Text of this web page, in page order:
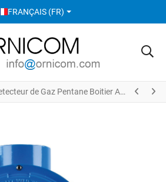
VOTRE LANGUE
FRANÇAIS (FR)
de Gaz Pentane Boitier Antideflagrant S2654PE